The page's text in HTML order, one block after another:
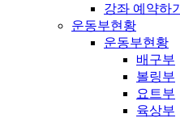
강좌 예약하기
운동부현황
운동부현황
배구부
볼링부
요트부
육상부